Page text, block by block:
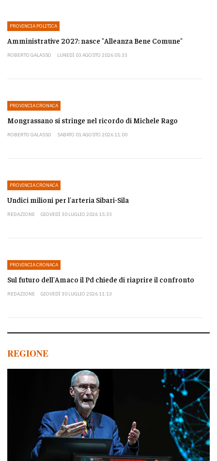
PROVINCIA POLITICA
Amministrative 2027: nasce "Alleanza Bene Comune"
ROBERTO GALASSO LUNEDÌ 03 AGOSTO 2026 05:33
PROVINCIA CRONACA
Mongrassano si stringe nel ricordo di Michele Rago
ROBERTO GALASSO SABATO 01 AGOSTO 2026 11:00
PROVINCIA CRONACA
Undici milioni per l'arteria Sibari-Sila
REDAZIONE GIOVEDÌ 30 LUGLIO 2026 15:33
PROVINCIA CRONACA
Sul futuro dell'Amaco il Pd chiede di riaprire il confronto
REDAZIONE GIOVEDÌ 30 LUGLIO 2026 11:13
REGIONE